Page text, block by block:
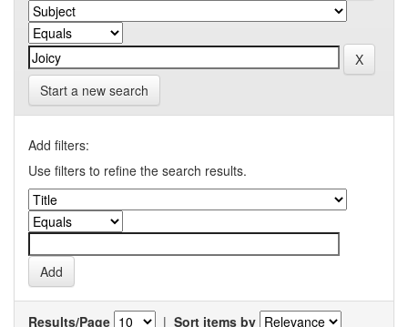
Start a new search
Add filters:
Use filters to refine the search results.
Results/Page | Sort items by